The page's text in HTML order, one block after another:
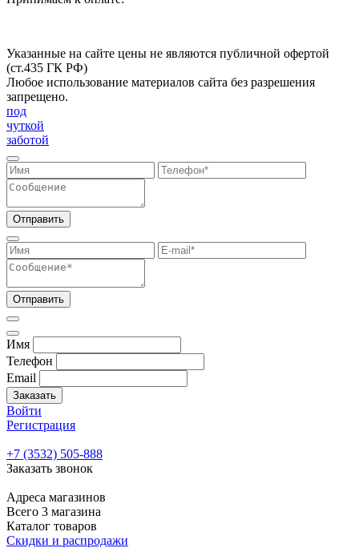
Указанные на сайте цены не являются публичной офертой
(ст.435 ГК РФ)
Любое использование материалов сайта без разрешения
запрещено.
под
чуткой
заботой
Отправить
Отправить
Имя
Телефон
Email
Заказать
Войти
Регистрация
+7 (3532) 505-888
Заказать звонок
Адреса магазинов
Всего 3 магазина
Каталог товаров
Скидки и распродажи